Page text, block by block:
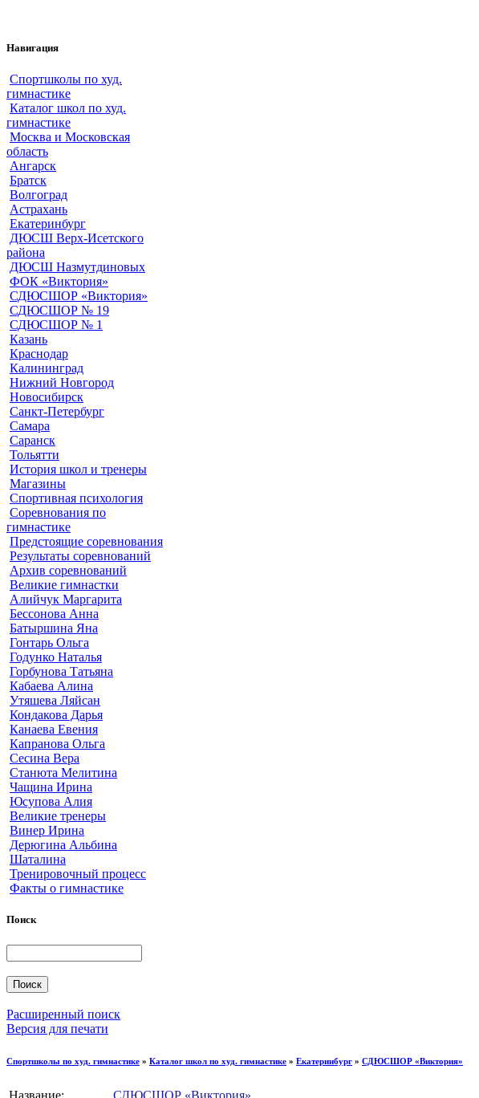
Навигация
Спортшколы по худ.
гимнастике
Каталог школ по худ.
гимнастике
Москва и Московская
область
Ангарск
Братск
Волгоград
Астрахань
Екатеринбург
ДЮСШ Верх-Исетского
района
ДЮСШ Назмутдиновых
ФОК «Виктория»
СДЮСШОР «Виктория»
СДЮСШОР № 19
СДЮСШОР № 1
Казань
Краснодар
Калининград
Нижний Новгород
Новосибирск
Санкт-Петербург
Самара
Саранск
Тольятти
История школ и тренеры
Магазины
Спортивная психология
Соревнования по
гимнастике
Предстоящие соревнования
Результаты соревнований
Архив соревнований
Великие гимнастки
Алийчук Маргарита
Бессонова Анна
Батыршина Яна
Гонтарь Ольга
Годунко Наталья
Горбунова Татьяна
Кабаева Алина
Утяшева Ляйсан
Кондакова Дарья
Канаева Евения
Капранова Ольга
Сесина Вера
Станюта Мелитина
Чащина Ирина
Юсупова Алия
Великие тренеры
Винер Ирина
Дерюгина Альбина
Шаталина
Тренировочный процесс
Факты о гимнастике
Поиск
Расширенный поиск
Версия для печати
Спортшколы по худ. гимнастике » Каталог школ по худ. гимнастике » Екатеринбург » СДЮСШОР «Виктория»
Название: СДЮСШОР «Виктория»